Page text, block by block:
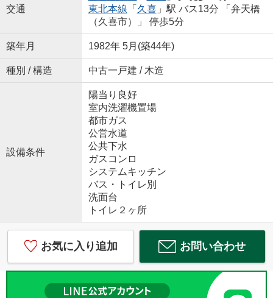
交通
東北本線 「 久喜」駅 バス13分 「弁天橋
（久喜市）」 停歩5分
築年月 1982年 5月(築44年)
種別 / 構造 中古一戸建 / 木造
設備条件
陽当り良好
室内洗濯機置場
都市ガス
公営水道
公共下水
ガスコンロ
システムキッチン
バス・トイレ別
洗面台
トイレ２ヶ所
お気に入り追加 お問い合わせ